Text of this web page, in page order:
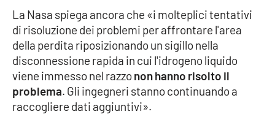
Good Morning Vietnam
Parchi Marini Calabria
Leggendo Alvaro insieme
Imprese Di Calabria
La Nasa spiega ancora che «i molteplici tentativi
di risoluzione dei problemi per affrontare l'area
della perdita riposizionando un sigillo nella
disconnessione rapida in cui l'idrogeno liquido
viene immesso nel razzonon hanno risolto il
problema. Gli ingegneri stanno continuando a
raccogliere dati aggiuntivi».